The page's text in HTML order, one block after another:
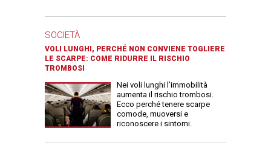
SOCIETÀ
VOLI LUNGHI, PERCHÉ NON CONVIENE TOGLIERE
LE SCARPE: COME RIDURRE IL RISCHIO
TROMBOSI
Nei voli lunghi l’immobilità
aumenta il rischio trombosi.
Ecco perché tenere scarpe
comode, muoversi e
riconoscere i sintomi.